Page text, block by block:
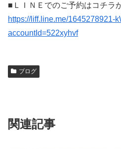
■ＬＩＮＥでのご予約はコチラ
https://liff.line.me/1645278921-
accountId=522xyhvf
ブログ
関連記事